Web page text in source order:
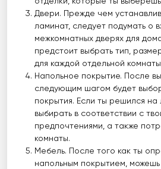
Двери. Прежде чем
ламинат, следует подумать о
межкомнатных дверях для
предстоит выбрать тип,
для каждой отдельной
Напольное покрытие. После
следующим шагом будет
покрытия. Если ты решился на
выбирать в соответствии с
предпочтениями, а также
комнаты.
Мебель. После того как ты
напольным покрытием,